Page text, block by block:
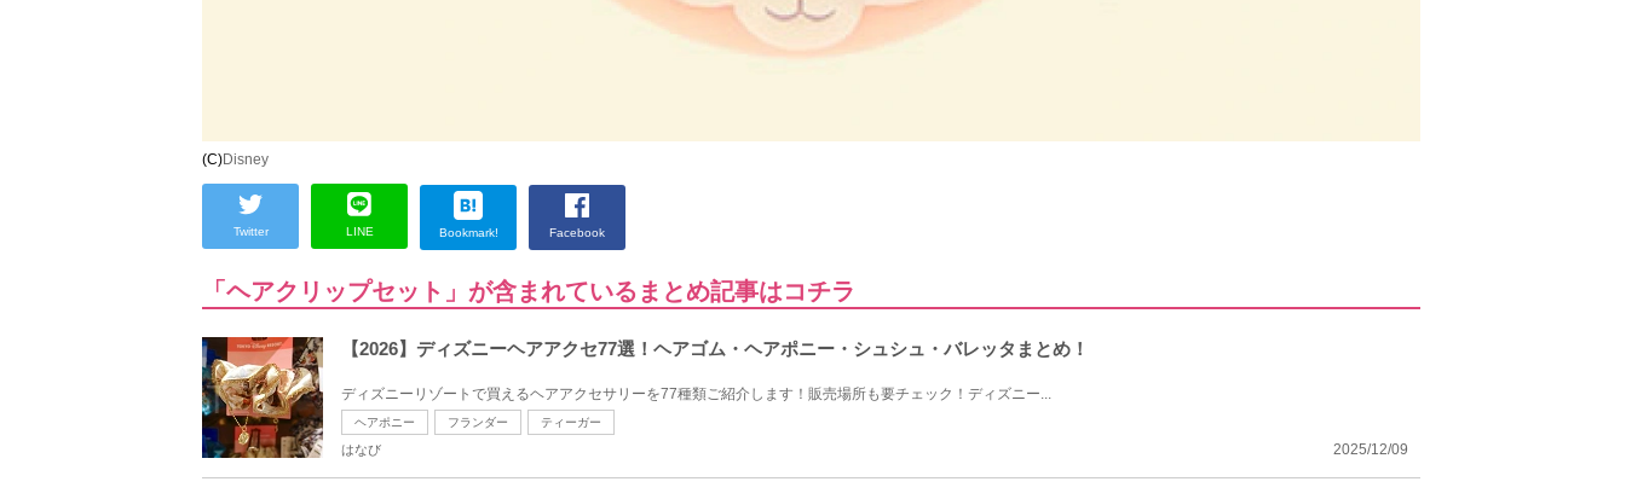
(C)Disney
Twitter LINE Bookmark! Facebook
「ヘアクリップセット」が含まれているまとめ記事はコチラ
【2026】ディズニーヘアアクセ77選！ヘアゴム・ヘアポニー・シュシュ・バレッタまとめ！
ディズニーリゾートで買えるヘアアクセサリーを77種類ご紹介します！販売場所も要チェック！ディズニー...
ヘアポニー フランダー ティーガー
2025/12/09
はなび